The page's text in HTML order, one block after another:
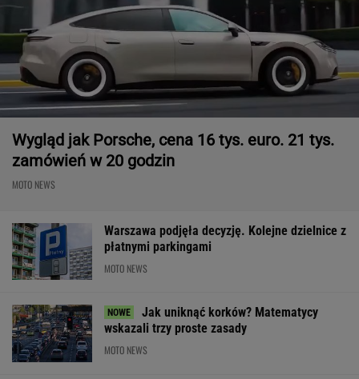
Wygląd jak Porsche, cena 16 tys. euro. 21 tys.
zamówień w 20 godzin
MOTO NEWS
Warszawa podjęła decyzję. Kolejne dzielnice z
płatnymi parkingami
MOTO NEWS
Jak uniknąć korków? Matematycy
wskazali trzy proste zasady
MOTO NEWS